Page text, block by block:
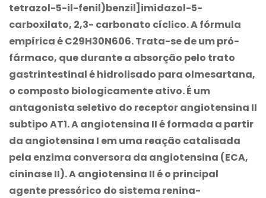
tetrazol-5-il-fenil)benzil]imidazol-5-
carboxilato, 2,3- carbonato cíclico. A fórmula
empírica é C29H30N606. Trata-se de um pró-
fármaco, que durante a absorção pelo trato
gastrintestinal é hidrolisado para olmesartana,
o composto biologicamente ativo. É um
antagonista seletivo do receptor angiotensina II
subtipo AT1. A angiotensina II é formada a partir
da angiotensina I em uma reação catalisada
pela enzima conversora da angiotensina (ECA,
cininase II). A angiotensina II é o principal
agente pressórico do sistema renina-